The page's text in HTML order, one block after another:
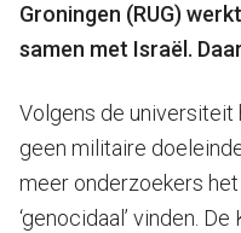
Groningen (RUG)
samen met Israël.
Volgens de
geen militaire
meer onderzoekers
‘genocidaal’ vinden.